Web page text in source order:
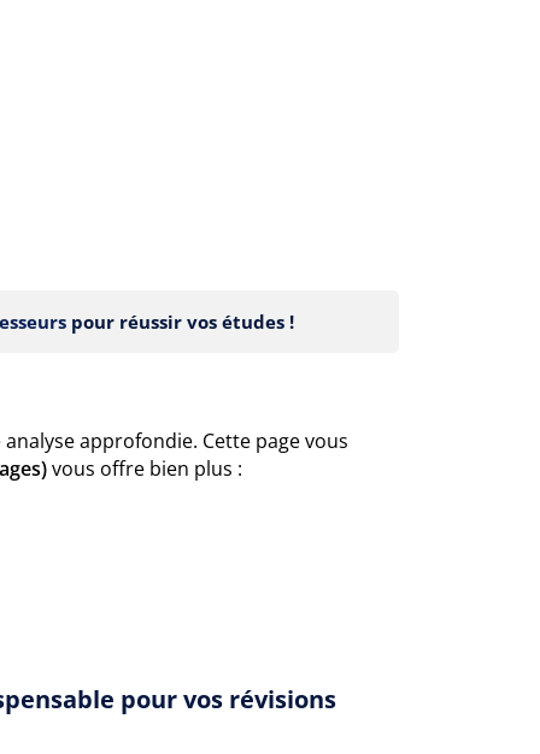
pour réussir vos études !
approfondie. Cette page vous
vous offre bien plus :
pour vos révisions